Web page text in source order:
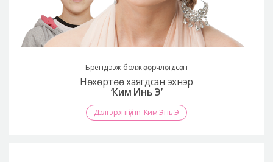
Бренд ээж болж өөрчлөгдсөн
Нөхөртөө хаягдсан эхнэр
‘Ким Инь Э’
Дэлгэрэнгүй in_Ким Энь Э